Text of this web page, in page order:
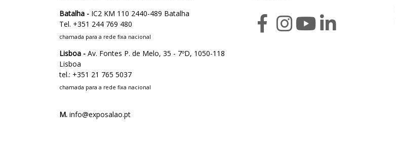
Batalha - IC2 KM 110 2440-489 Batalha
Tel. +351 244 769 480
chamada para a rede fixa nacional
Lisboa - Av. Fontes P. de Melo, 35 - 7ºD, 1050-118
Lisboa
tel.: +351 21 765 5037
chamada para a rede fixa nacional
M. info@exposalao.pt